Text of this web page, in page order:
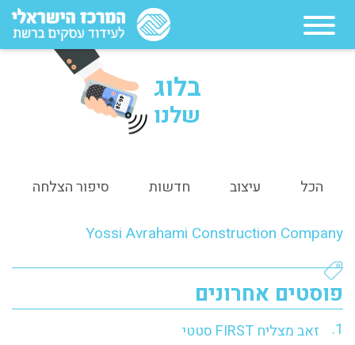
46:28 בלוג
שלנו
הכל עיצוב חדשות סיפור הצלחה
Yossi Avrahami Construction Company
פוסטים אחרונים
זאב מצליח FIRST סטטי